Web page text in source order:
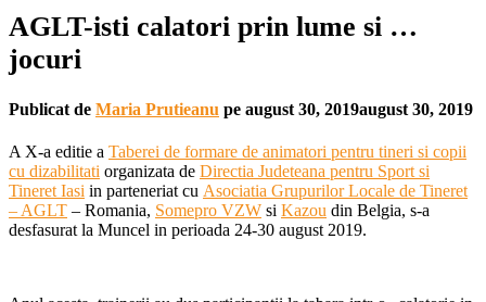
AGLT-isti calatori prin lume si …
jocuri
Publicat de Maria Prutieanu pe august 30, 2019august 30, 2019
A X-a editie a Taberei de formare de animatori pentru tineri si copii
cu dizabilitati organizata de Directia Judeteana pentru Sport si
Tineret Iasi in parteneriat cu Asociatia Grupurilor Locale de Tineret
– AGLT – Romania, Somepro VZW si Kazou din Belgia, s-a
desfasurat la Muncel in perioada 24-30 august 2019.